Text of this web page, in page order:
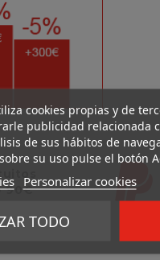
cookies propias y de
publicidad relacionada
de sus hábitos de
su uso pulse el botón
Personalizar cookies
TODO
90€